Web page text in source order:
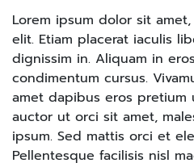
Lorem ipsum dolor sit
elit. Etiam placerat iaculis
dignissim in. Aliquam in
condimentum cursus.
amet dapibus eros pretium
auctor ut orci sit amet,
ipsum. Sed mattis orci et
Pellentesque facilisis nisl